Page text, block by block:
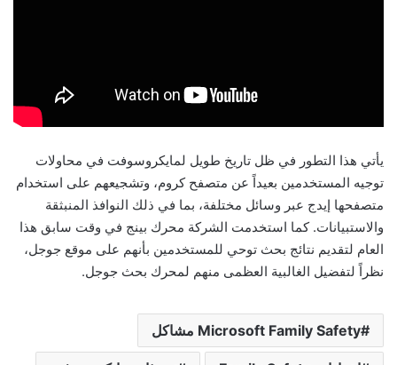
يأتي هذا التطور في ظل تاريخ طويل لمايكروسوفت في محاولات
توجيه المستخدمين بعيداً عن متصفح كروم، وتشجيعهم على استخدام
متصفحها إيدج عبر وسائل مختلفة، بما في ذلك النوافذ المنبثقة
والاستبيانات. كما استخدمت الشركة محرك بينج في وقت سابق هذا
العام لتقديم نتائج بحث توحي للمستخدمين بأنهم على موقع جوجل،
نظراً لتفضيل الغالبية العظمى منهم لمحرك بحث جوجل.
Microsoft Family Safety مشاكل